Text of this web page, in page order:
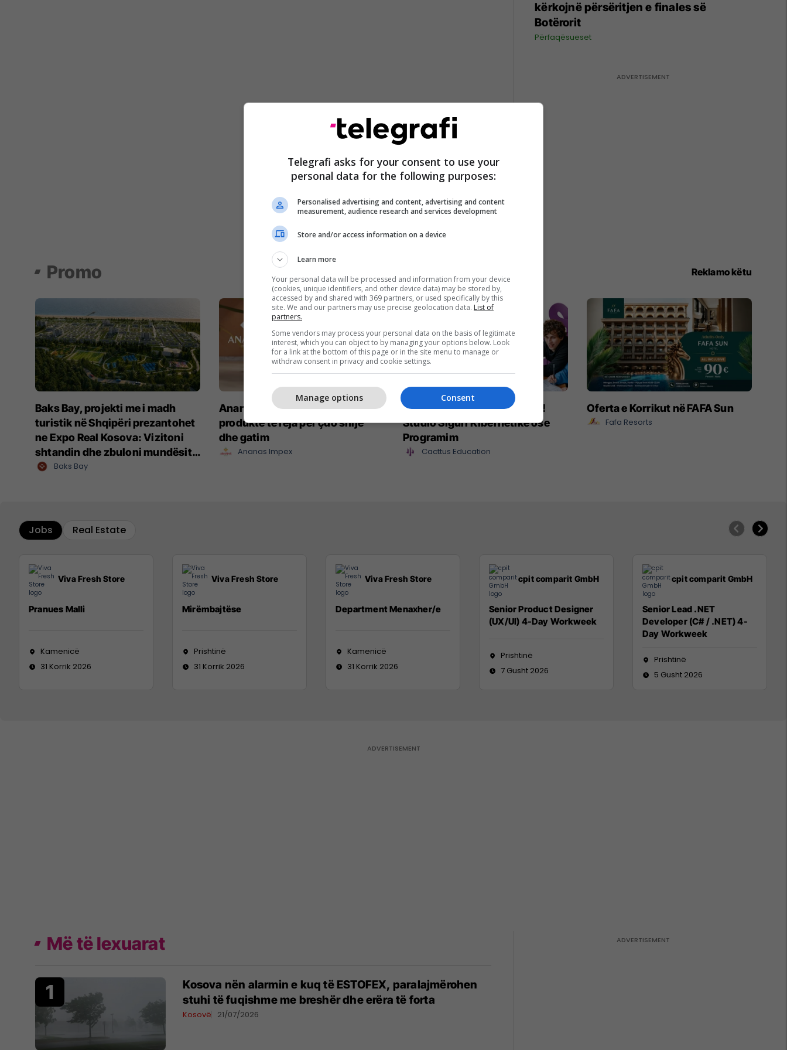
kërkojnë përsëritjen e finales së
Botërorit
Përfaqësueset
Promo Reklamo këtu
Baks Bay, projekti me i madh
turistik në Shqipëri prezantohet
ne Expo Real Kosova: Vizitoni
shtandin dhe zbuloni mundësitë
e investimit
Baks Bay
Ananas Impex sjell në treg
produkte të reja për çdo shije
dhe gatim
Ananas Impex
Maturant, puno nga shtëpia!
Studio Siguri Kibernetike ose
Programim
Cacttus Education
Oferta e Korrikut në FAFA Sun
Fafa Resorts
Jobs Real Estate
Viva Fresh Store
Pranues Malli
Kamenicë
31 Korrik 2026
Viva Fresh Store
Mirëmbajtëse
Prishtinë
31 Korrik 2026
Viva Fresh Store
Department Menaxher/e
Kamenicë
31 Korrik 2026
cpit comparit GmbH
Senior Product Designer
(UX/UI) 4-Day Workweek
Prishtinë
7 Gusht 2026
cpit comparit GmbH
Senior Lead .NET
Developer (C# / .NET) 4-
Day Workweek
Prishtinë
5 Gusht 2026
Më të lexuarat
Kosova nën alarmin e kuq të ESTOFEX, paralajmërohen
stuhi të fuqishme me breshër dhe erëra të forta
Kosovë 21/07/2026
Telegrafi asks for your consent to use your
personal data for the following purposes:
Personalised advertising and content, advertising and content
measurement, audience research and services development
Store and/or access information on a device
Learn more
Your personal data will be processed and information from your device
(cookies, unique identifiers, and other device data) may be stored by,
accessed by and shared with 369 partners, or used specifically by this
site. We and our partners may use precise geolocation data. List of
partners.
Some vendors may process your personal data on the basis of legitimate
interest, which you can object to by managing your options below. Look
for a link at the bottom of this page or in the site menu to manage or
withdraw consent in privacy and cookie settings.
Consent
Manage options